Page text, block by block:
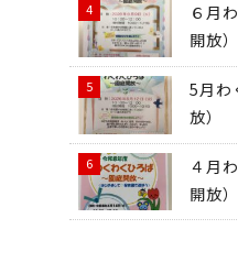
６月
開放）
5月わ
放）
４月
開放）